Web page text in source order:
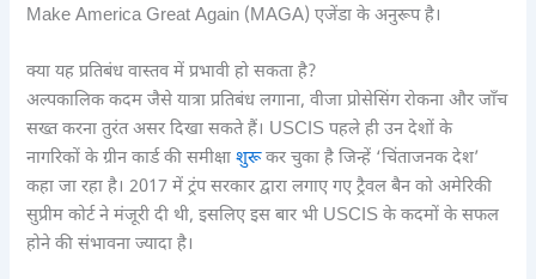
Make America Great Again (MAGA) एजेंडा के अनुरूप है।
क्या यह प्रतिबंध वास्तव में प्रभावी हो सकता है?
अल्पकालिक कदम जैसे यात्रा प्रतिबंध लगाना, वीजा प्रोसेसिंग रोकना और जाँच
सख्त करना तुरंत असर दिखा सकते हैं। USCIS पहले ही उन देशों के
नागरिकों के ग्रीन कार्ड की समीक्षाशुरूकर चुका है जिन्हें ‘चिंताजनक देश’
कहा जा रहा है। 2017 में ट्रंप सरकार द्वारा लगाए गए ट्रैवल बैन को अमेरिकी
सुप्रीम कोर्ट ने मंजूरी दी थी, इसलिए इस बार भी USCIS के कदमों के सफल
होने की संभावना ज्यादा है।